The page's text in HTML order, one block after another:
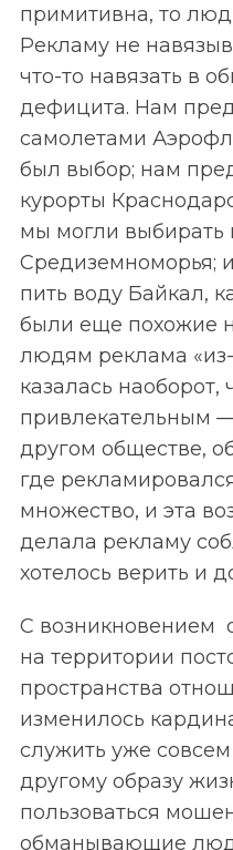
примитивна, то
Рекламу не
что-то навязать в
дефицита. Нам
самолетами
был выбор; нам
курорты
мы могли выбирать
Средиземноморья;
пить воду Байкал,
были еще похожие
людям реклама «из-
казалась наоборот,
привлекательным —
другом обществе,
где
множество, и эта
делала рекламу
хотелось верить и
С возникновением
на территории
пространства
изменилось
служить уже
другому образу
пользоваться
обманывающие